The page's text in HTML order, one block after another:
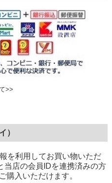
>>
）
を利用してお買い物いただ
当店の会員IDを連携済みの方
購入いただけます。